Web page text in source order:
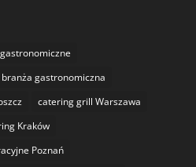
branża gastronomiczna
catering grill Warszawa
Kraków
Poznań